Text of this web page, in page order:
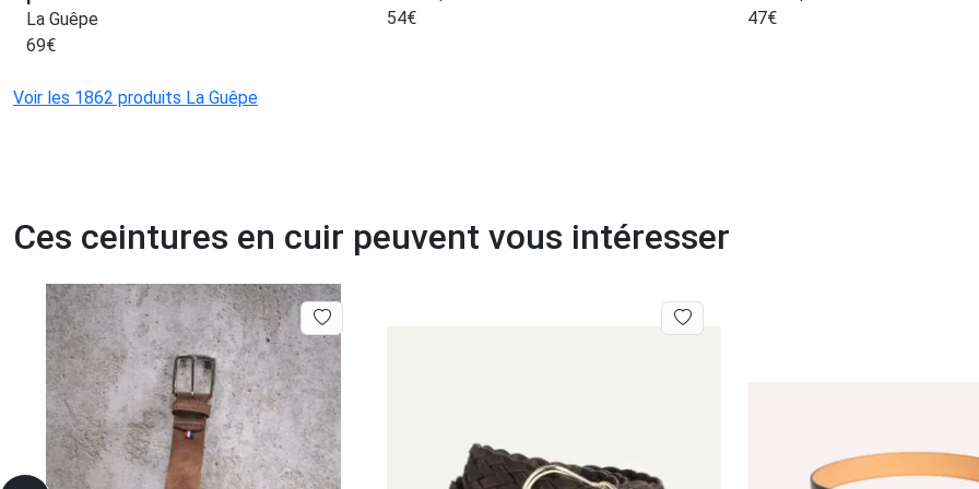
La Guêpe
69€
54€
47€
Voir les 1862 produits La Guêpe
Ces ceintures en cuir peuvent vous intéresser